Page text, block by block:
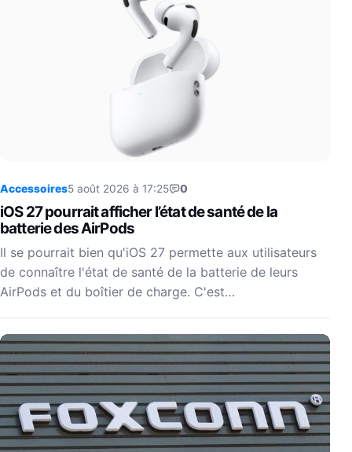
Accessoires5 août 2026 à 17:25 0
iOS 27 pourrait afficher l’état de santé de la
batterie des AirPods
Il se pourrait bien qu'iOS 27 permette aux utilisateurs
de connaître l'état de santé de la batterie de leurs
AirPods et du boîtier de charge. C'est…